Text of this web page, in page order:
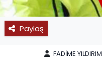
Paylaş
FADİME YILDIRIM